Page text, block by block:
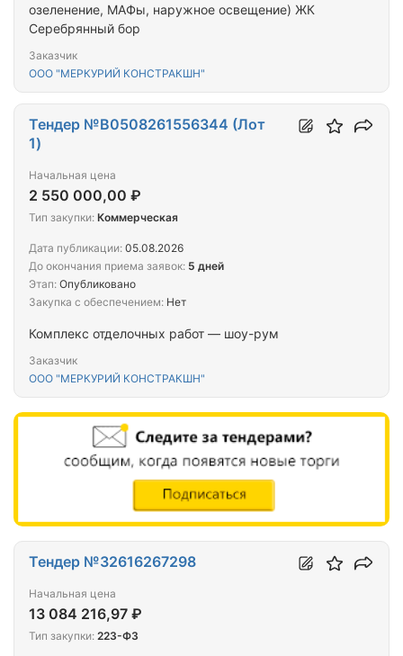
озеленение, МАФы, наружное освещение) ЖК
Серебрянный бор
Заказчик
ООО "МЕРКУРИЙ КОНСТРАКШН"
Комплекс отделочных работ — шоу-рум
Заказчик
ООО "МЕРКУРИЙ КОНСТРАКШН"
Тендер №B0508261556344 (Лот
1)
Начальная цена
2 550 000,00 ₽
Тип закупки: Коммерческая
Дата публикации: 05.08.2026
До окончания приема заявок: 5 дней
Этап: Опубликовано
Закупка с обеспечением: Нет
Тендер №32616267298
Начальная цена
13 084 216,97 ₽
Тип закупки: 223-ФЗ